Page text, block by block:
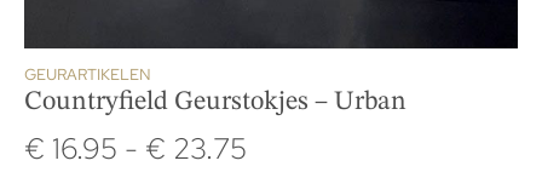
GEURARTIKELEN
Countryfield Geurstokjes – Urban
€ 16.95 - € 23.75